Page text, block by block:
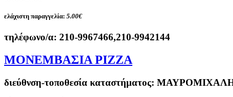
ελάχιστη παραγγελία: 5.00€
τηλέφωνο/α: 210-9967466,210-9942144
ΜΟΝΕΜΒΑΣΙΑ PIZZA
διεύθνση-τοποθεσία καταστήματος: